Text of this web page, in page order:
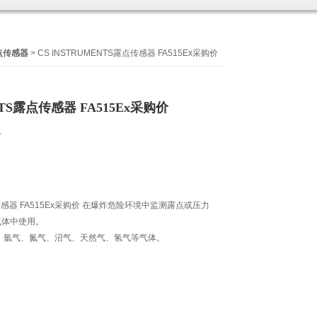
传感器 > CS INSTRUMENTS露点传感器 FA515Ex采购价
露点传感器 FA515Ex采购价
器 FA515Ex采购价 在爆炸危险环境中监测露点或压力
中使用。
气、氮气、沼气、天然气、氢气等气体。